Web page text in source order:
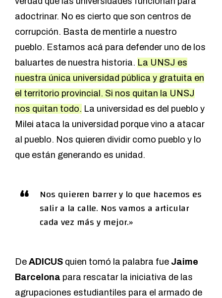
adoctrinar. No es cierto que son centros de
corrupción. Basta de mentirle a nuestro
pueblo. Estamos acá para defender uno de los
baluartes de nuestra historia. La UNSJ es
nuestra única universidad pública y gratuita en
el territorio provincial. Si nos quitan la UNSJ
nos quitan todo. La universidad es del pueblo y
Milei ataca la universidad porque vino a atacar
al pueblo. Nos quieren dividir como pueblo y lo
que están generando es unidad.
Nos quieren barrer y lo que hacemos es
salir a la calle. Nos vamos a articular
cada vez más y mejor.»
De ADICUS quien tomó la palabra fue Jaime
Barcelona para rescatar la iniciativa de las
agrupaciones estudiantiles para el armado de